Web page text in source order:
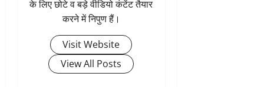
के लिए छोटे व बड़े वीडियो कंटेंट तैयार
करने में निपुण हैं।
Visit Website
View All Posts